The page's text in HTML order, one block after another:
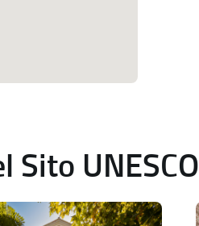
Sito UNESCO